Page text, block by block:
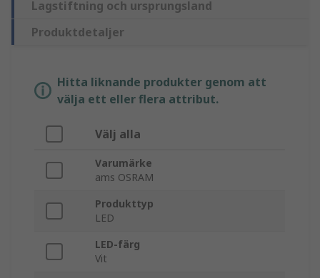
Lagstiftning och ursprungsland
Produktdetaljer
Hitta liknande produkter genom att
välja ett eller flera attribut.
Välj alla
Varumärke
ams OSRAM
Produkttyp
LED
LED-färg
Vit